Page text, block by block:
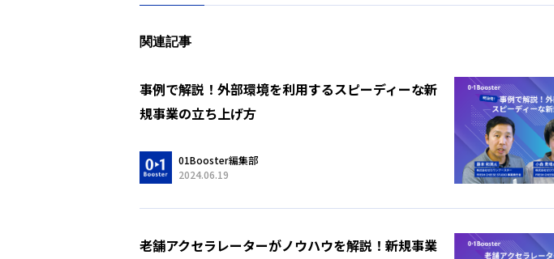
関連記事
事例で解説！外部環境を利用するスピーディーな新
規事業の立ち上げ方
01Booster編集部
2024.06.19
老舗アクセラレーターがノウハウを解説！新規事業